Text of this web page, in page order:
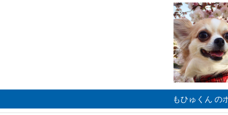
もひゅくん の